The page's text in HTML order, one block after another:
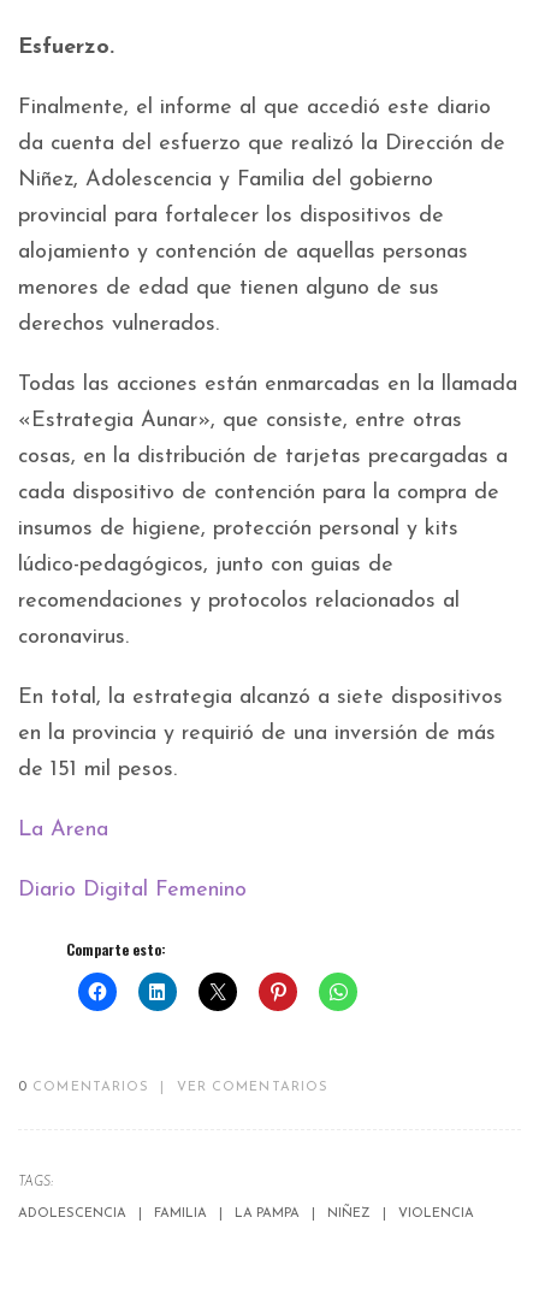
Esfuerzo.
Finalmente, el informe al que accedió este diario
da cuenta del esfuerzo que realizó la Dirección de
Niñez, Adolescencia y Familia del gobierno
provincial para fortalecer los dispositivos de
alojamiento y contención de aquellas personas
menores de edad que tienen alguno de sus
derechos vulnerados.
Todas las acciones están enmarcadas en la llamada
«Estrategia Aunar», que consiste, entre otras
cosas, en la distribución de tarjetas precargadas a
cada dispositivo de contención para la compra de
insumos de higiene, protección personal y kits
lúdico-pedagógicos, junto con guias de
recomendaciones y protocolos relacionados al
coronavirus.
En total, la estrategia alcanzó a siete dispositivos
en la provincia y requirió de una inversión de más
de 151 mil pesos.
La Arena
Diario Digital Femenino
Comparte esto:
0 COMENTARIOS VER COMENTARIOS
TAGS:
ADOLESCENCIA FAMILIA LA PAMPA NIÑEZ VIOLENCIA